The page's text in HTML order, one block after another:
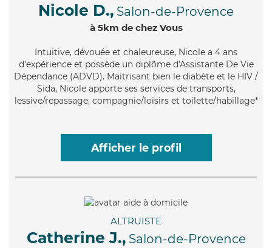
Nicole D., Salon-de-Provence
à 5km de chez Vous
Intuitive, dévouée et chaleureuse, Nicole a 4 ans
d'expérience et possède un diplôme d'Assistante De Vie
Dépendance (ADVD). Maitrisant bien le diabète et le HIV /
Sida, Nicole apporte ses services de transports,
lessive/repassage, compagnie/loisirs et toilette/habillage*
Afficher le profil
ALTRUISTE
Catherine J., Salon-de-Provence